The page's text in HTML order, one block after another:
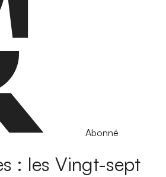
Abonné
: les Vingt-sept